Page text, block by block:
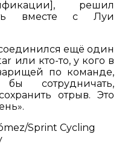
решил
вместе с Луи
ещё один
или кто-то, у кого в
по команде,
сотрудничать,
отрыв. Это
Sprint Cycling